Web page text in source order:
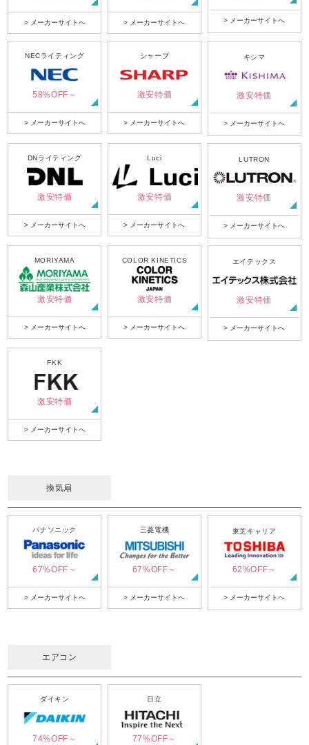
> メーカーサイトへ > メーカーサイトへ > メーカーサイトへ
NECライティング
58%OFF～
> メーカーサイトへ
シャープ
激安特価
> メーカーサイトへ
キシマ
激安特価
> メーカーサイトへ
DNライティング
激安特価
> メーカーサイトへ
Luci
激安特価
> メーカーサイトへ
LUTRON
激安特価
> メーカーサイトへ
MORIYAMA
激安特価
> メーカーサイトへ
COLOR KINETICS
激安特価
> メーカーサイトへ
エイテックス
激安特価
> メーカーサイトへ
FKK
激安特価
> メーカーサイトへ
換気扇
パナソニック
67%OFF～
> メーカーサイトへ
三菱電機
67%OFF～
> メーカーサイトへ
東芝キャリア
62%OFF～
> メーカーサイトへ
エアコン
ダイキン
74%OFF～
日立
77%OFF～